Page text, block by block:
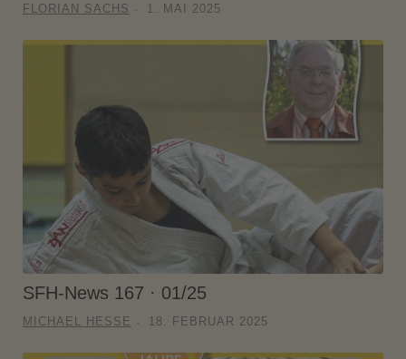
FLORIAN SACHS 1. MAI 2025
SFH-News 167 · 01/25
MICHAEL HESSE 18. FEBRUAR 2025